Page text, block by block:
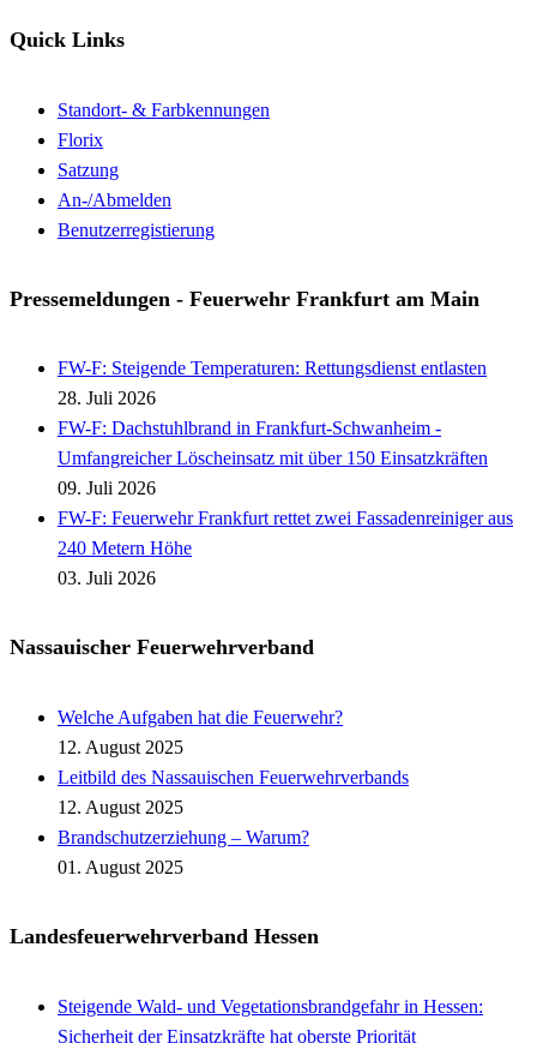
Quick Links
Standort- & Farbkennungen
Florix
Satzung
An-/Abmelden
Benutzerregistierung
Pressemeldungen - Feuerwehr Frankfurt am Main
FW-F: Steigende Temperaturen: Rettungsdienst entlasten
28. Juli 2026
FW-F: Dachstuhlbrand in Frankfurt-Schwanheim -
Umfangreicher Löscheinsatz mit über 150 Einsatzkräften
09. Juli 2026
FW-F: Feuerwehr Frankfurt rettet zwei Fassadenreiniger aus
240 Metern Höhe
03. Juli 2026
Nassauischer Feuerwehrverband
Welche Aufgaben hat die Feuerwehr?
12. August 2025
Leitbild des Nassauischen Feuerwehrverbands
12. August 2025
Brandschutzerziehung – Warum?
01. August 2025
Landesfeuerwehrverband Hessen
Steigende Wald- und Vegetationsbrandgefahr in Hessen:
Sicherheit der Einsatzkräfte hat oberste Priorität